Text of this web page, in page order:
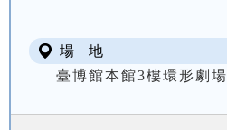
場 地
臺博館本館3樓環形劇場